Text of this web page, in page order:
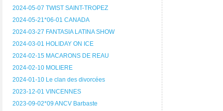
2024-05-07 TWIST SAINT-TROPEZ
2024-05-21*06-01 CANADA
2024-03-27 FANTASIA LATINA SHOW
2024-03-01 HOLIDAY ON ICE
2024-02-15 MACARONS DE REAU
2024-02-10 MOLIERE
2024-01-10 Le clan des divorcées
2023-12-01 VINCENNES
2023-09-02*09 ANCV Barbaste